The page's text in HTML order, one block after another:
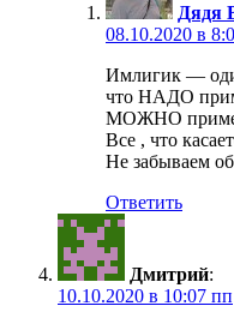
Дядя
08.10.2020 в
Имлигик —
что НАДО
МОЖНО
Все , что
Не забываем
Ответить
Дмитрий:
10.10.2020 в 10:07 пп